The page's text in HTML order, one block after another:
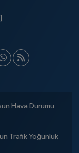
Hava Durumu
Trafik Yoğunluk